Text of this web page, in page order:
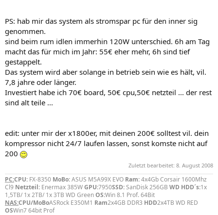
PS: hab mir das system als stromspar pc für den inner sig
genommen.
sind beim rum idlen immerhin 120W unterschied. 6h am Tag
macht das für mich im Jahr: 55€ eher mehr, 6h sind tief
gestappelt.
Das system wird aber solange in betrieb sein wie es hält, vil.
7,8 jahre oder länger.
Investiert habe ich 70€ board, 50€ cpu,50€ netzteil ... der rest
sind alt teile ...
edit: unter mir der x1800er, mit deinen 200€ solltest vil. dein
kompressor nicht 24/7 laufen lassen, sonst komste nicht auf
200
Zuletzt bearbeitet: 8. August 2008
PC:CPU: FX-8350 MoBo:ASUS M5A99X EVO Ram:4x4Gb Corsair 1600Mhz
Cl9 Netzteil: Enermax 385WGPU:7950SSD:SanDisk 256GB WD HDD´s:1x
1,5TB/ 1x 2TB/ 1x 3TB WD GreenOS:Win 8.1 Prof. 64Bit
NAS:CPU/MoBoASRock E350M1 Ram2x4GB DDR3 HDD2x4TB WD RED
OSWin7 64bit Prof